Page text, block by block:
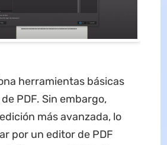
herramientas básicas
PDF. Sin embargo,
más avanzada, lo
por un editor de PDF